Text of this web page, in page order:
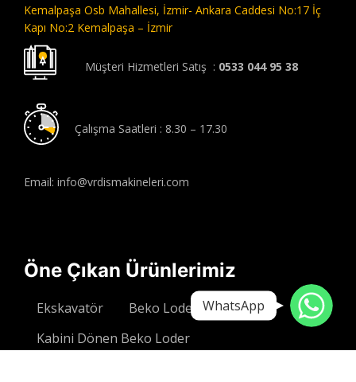
Kemalpaşa Osb Mahallesi, İzmir- Ankara Caddesi No:17 İç
Kapı No:2 Kemalpaşa – İzmir
Müşteri Hizmetleri Satış : 0533 044 95 38
Çalışma Saatleri : 8.30 – 17.30
Email: info@vrdismakineleri.com
Öne Çıkan Ürünlerimiz
Ekskavatör
Beko Loder
Kabini Dönen Beko Loder
WhatsApp
WhatsApp